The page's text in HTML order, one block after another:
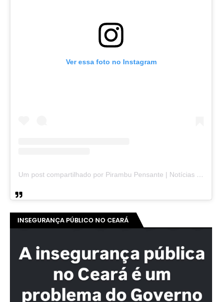
Ver essa foto no Instagram
Um post compartilhado por Pirambu Pensante | Notícias & Entretenimento (@pirambupensante)
INSEGURANÇA PÚBLICO NO CEARÁ